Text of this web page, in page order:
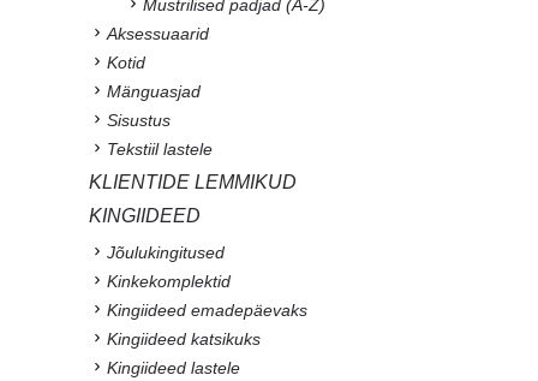
Mustrilised padjad (A-Z)
Aksessuaarid
Kotid
Mänguasjad
Sisustus
Tekstiil lastele
KLIENTIDE LEMMIKUD
KINGIIDEED
Jõulukingitused
Kinkekomplektid
Kingiideed emadepäevaks
Kingiideed katsikuks
Kingiideed lastele